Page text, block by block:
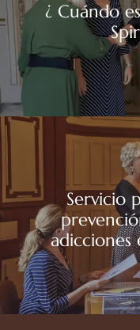
¿ Cuándo
Servicio